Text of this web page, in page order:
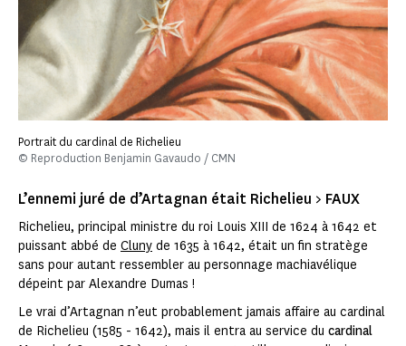
Portrait du cardinal de Richelieu
© Reproduction Benjamin Gavaudo / CMN
L’ennemi juré de d’Artagnan était Richelieu > FAUX
Richelieu, principal ministre du roi Louis XIII de 1624 à 1642 et
puissant abbé de Cluny de 1635 à 1642, était un fin stratège
sans pour autant ressembler au personnage machiavélique
dépeint par Alexandre Dumas !
Le vrai d’Artagnan n’eut probablement jamais affaire au cardinal
de Richelieu (1585 - 1642), mais il entra au service du cardinal